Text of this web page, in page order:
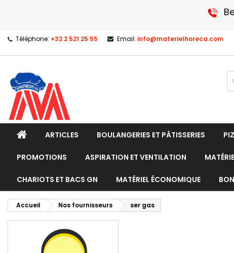
Téléphone: +32 2 521 25 55 Email: info@materielhoreca.com
ARTICLES BOULANGERIES ET PÂTISSERIES
PROMOTIONS ASPIRATION ET VENTILATION
CHARIOTS ET BACS GN MATÉRIEL ÉCONOMIQUE
Accueil Nos fournisseurs ser gas